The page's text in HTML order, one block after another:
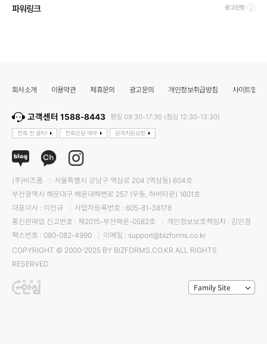
파워링크 광고신청
회사소개 이용약관 제휴문의 광고문의 개인정보취급방침 사이트맵
고객센터 1588-8443 평일 09:30-17:30 (점심 12:30-13:30)
전화 전 클릭! 전화상담 예약 원격지원요청
(주)비즈폼
서울특별시 강남구 역삼로 204 (역삼동) 604호
부산광역시 해운대구 해운대해변로 257 (우동, 하버타운) 1601호
대표이사 : 이선규
사업자등록번호 : 605-81-38178
통신판매업 신고번호 : 제2015-부산해운-0582호
개인정보보호책임자 : 김민경
팩스번호 : 080-082-4990
이메일 : support@bizforms.co.kr
COPYRIGHT © 2000-2025 BY BIZFORMS.CO.KR ALL RIGHTS
RESERVED
Family Site